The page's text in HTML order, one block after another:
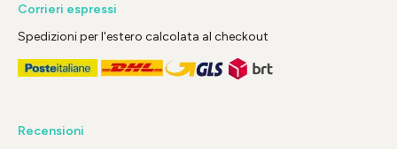
Corrieri espressi
Spedizioni per l'estero calcolata al checkout
Recensioni